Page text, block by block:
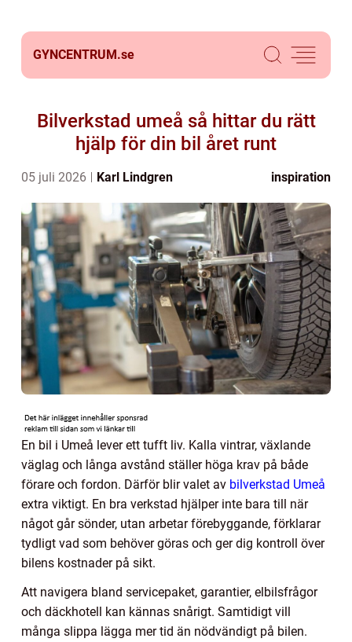
GYNCENTRUM.se
Bilverkstad umeå så hittar du rätt
hjälp för din bil året runt
05 juli 2026 Karl Lindgren inspiration
En bil i Umeå lever ett tufft liv. Kalla vintrar, växlande
väglag och långa avstånd ställer höga krav på både
förare och fordon. Därför blir valet av bilverkstad Umeå
extra viktigt. En bra verkstad hjälper inte bara till när
något går sönder, utan arbetar förebyggande, förklarar
tydligt vad som behöver göras och ger dig kontroll över
bilens kostnader på sikt.
Att navigera bland servicepaket, garantier, elbilsfrågor
och däckhotell kan kännas snårigt. Samtidigt vill
många slippa lägga mer tid än nödvändigt på bilen.